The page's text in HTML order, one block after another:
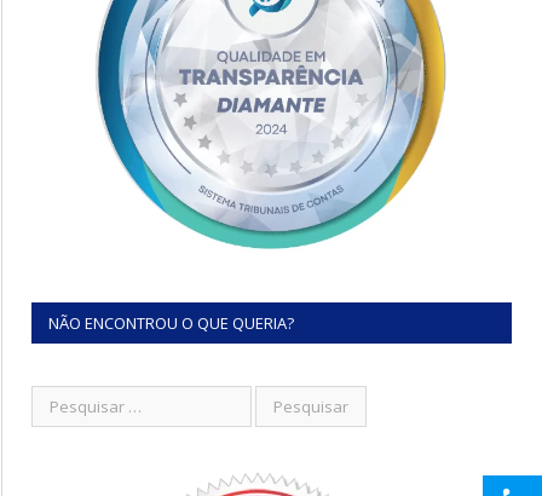
NÃO ENCONTROU O QUE QUERIA?